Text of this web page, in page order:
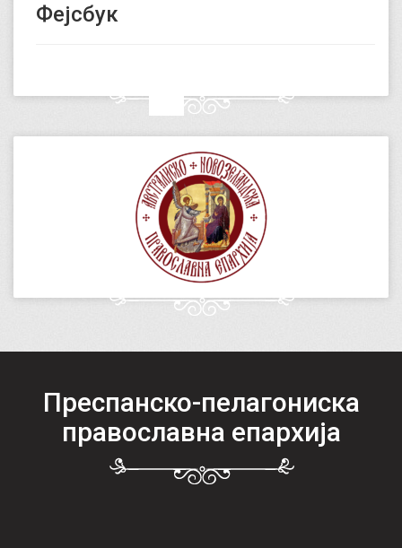
Фејсбук
Преспанско-пелагониска
православна епархија